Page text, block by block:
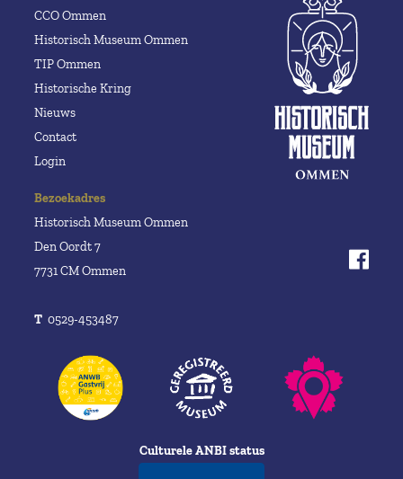
Bezoekadres
Historisch Museum Ommen
Den Oordt 7
7731 CM Ommen
T 0529-453487
CCO Ommen
Historisch Museum Ommen
TIP Ommen
Historische Kring
Nieuws
Contact
Login
Culturele ANBI status